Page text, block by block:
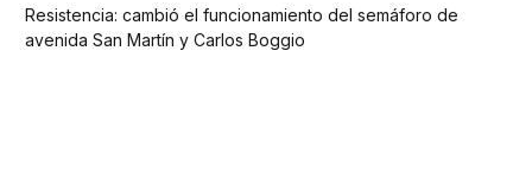
Resistencia: cambió el funcionamiento del semáforo de
avenida San Martín y Carlos Boggio